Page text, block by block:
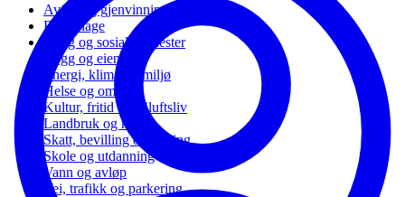
Avfall og gjenvinning
Barnehage
Bolig og sosiale tjenester
Bygg og eiendom
Energi, klima og miljø
Helse og omsorg
Kultur, fritid og friluftsliv
Landbruk og natur
Skatt, bevilling og næring
Skole og utdanning
Vann og avløp
Vei, trafikk og parkering